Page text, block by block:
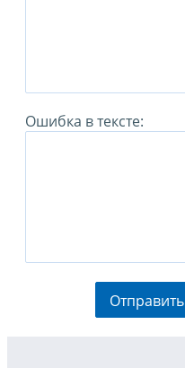
Ошибка в тексте:
Отправить